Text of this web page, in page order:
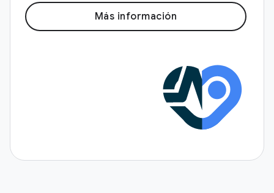
Más información